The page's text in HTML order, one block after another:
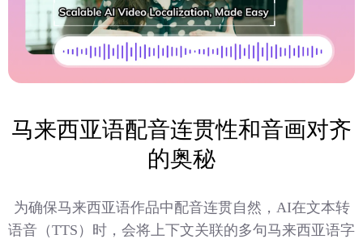
马来西亚语配音连贯性和音画对齐
的奥秘
为确保马来西亚语作品中配音连贯自然，AI在文本转
语音（TTS）时，会将上下文关联的多句马来西亚语字